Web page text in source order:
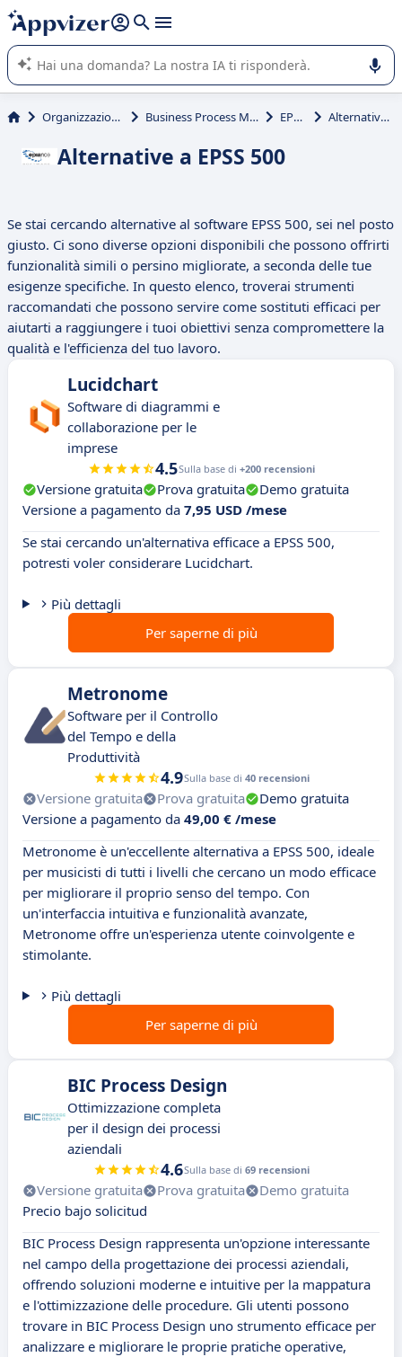
righe con
shift + enter
L'IA di Appvizer vi guida nell'utilizzo o nella scelta di un
software SaaS per la vostra azienda.
Organizzazione & planning Business Process Management (BPM) EPSS 500 Alternative a EPSS 500
Alternative a EPSS 500
Se stai cercando alternative al software EPSS 500, sei nel posto
giusto. Ci sono diverse opzioni disponibili che possono offrirti
funzionalità simili o persino migliorate, a seconda delle tue
esigenze specifiche. In questo elenco, troverai strumenti
raccomandati che possono servire come sostituti efficaci per
aiutarti a raggiungere i tuoi obiettivi senza compromettere la
qualità e l'efficienza del tuo lavoro.
Lucidchart
Software di diagrammi e
collaborazione per le
imprese
4.5Sulla base di +200 recensioni
Versione gratuita Prova gratuita
Demo gratuita
Versione a pagamento da 7,95 USD /mese
Se stai cercando un'alternativa efficace a EPSS 500,
potresti voler considerare Lucidchart.
Più dettagli
Per saperne di più
Metronome
Software per il Controllo
del Tempo e della
Produttività
4.9Sulla base di 40 recensioni
Versione gratuita Prova gratuita
Demo gratuita
Versione a pagamento da 49,00 € /mese
Metronome è un'eccellente alternativa a EPSS 500, ideale
per musicisti di tutti i livelli che cercano un modo efficace
per migliorare il proprio senso del tempo. Con
un'interfaccia intuitiva e funzionalità avanzate,
Metronome offre un'esperienza utente coinvolgente e
stimolante.
Più dettagli
Per saperne di più
BIC Process Design
Ottimizzazione completa
per il design dei processi
aziendali
4.6Sulla base di 69 recensioni
Versione gratuita Prova gratuita
Demo gratuita
Precio bajo solicitud
BIC Process Design rappresenta un'opzione interessante
nel campo della progettazione dei processi aziendali,
offrendo soluzioni moderne e intuitive per la mappatura
e l'ottimizzazione delle procedure. Gli utenti possono
trovare in BIC Process Design uno strumento efficace per
analizzare e migliorare le proprie pratiche operative,